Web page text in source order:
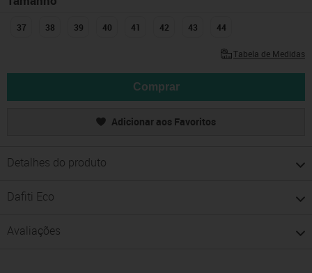
37 38 39 40 41 42 43 44
Tabela de Medidas
Comprar
Adicionar aos Favoritos
Detalhes do produto
Dafiti Eco
Avaliações